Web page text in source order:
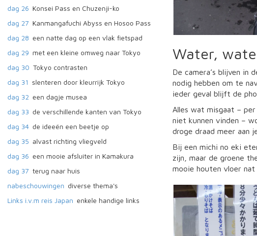
Water,
De camera’s blijven in
nodig hebben om te
ieder geval blijft de
Alles wat misgaat –
niet kunnen vinden –
droge draad meer aan
Bij een michi no eki
zijn, maar de groene
mooie houten vloer nat
dag 26 Konsei Pass en Chuzenji-ko
dag 27 Kanmangafuchi Abyss en Hosoo Pass
dag 28 een natte dag op een vlak fietspad
dag 29 met een kleine omweg naar Tokyo
dag 30 Tokyo contrasten
dag 31 slenteren door kleurrijk Tokyo
dag 32 een dagje musea
dag 33 de verschillende kanten van Tokyo
dag 34 de ideeën een beetje op
dag 35 alvast richting vliegveld
dag 36 een mooie afsluiter in Kamakura
dag 37 terug naar huis
nabeschouwingen diverse thema's
Links i.v.m reis Japan enkele handige links